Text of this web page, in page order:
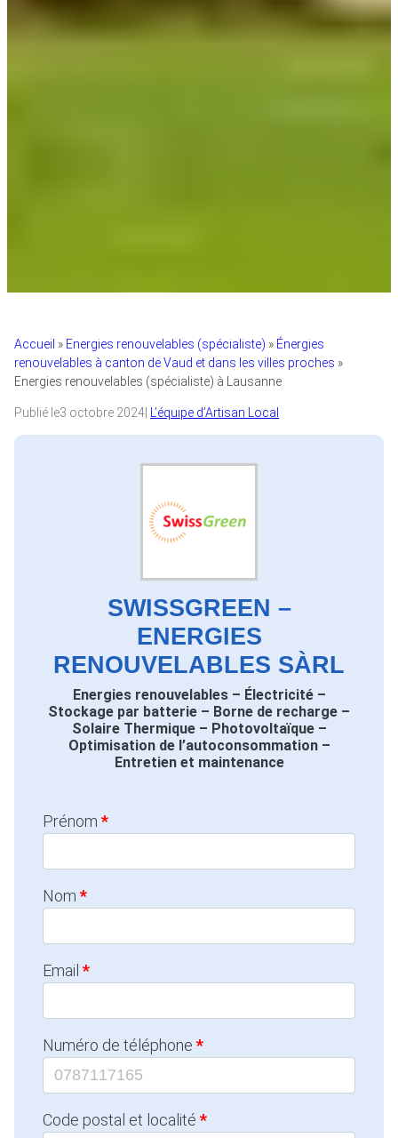
Accueil » Energies renouvelables (spécialiste) » Énergies
renouvelables à canton de Vaud et dans les villes proches »
Energies renouvelables (spécialiste) à Lausanne
Publié le3 octobre 2024 L’équipe d’Artisan Local
SWISSGREEN –
ENERGIES
RENOUVELABLES SÀRL
Energies renouvelables – Électricité –
Stockage par batterie – Borne de recharge –
Solaire Thermique – Photovoltaïque –
Optimisation de l’autoconsommation –
Entretien et maintenance
Prénom
Nom
Email
Numéro de téléphone
Code postal et localité